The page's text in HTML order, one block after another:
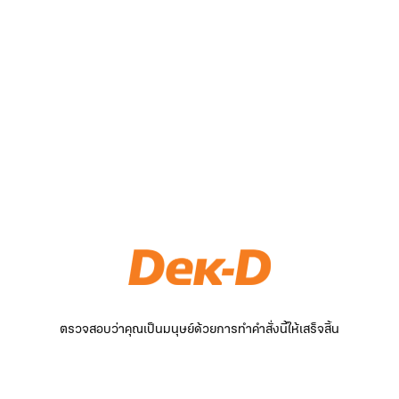
ตรวจสอบว่าคุณเป็นมนุษย์ด้วยการทำคำสั่งนี้ให้เสร็จสิ้น